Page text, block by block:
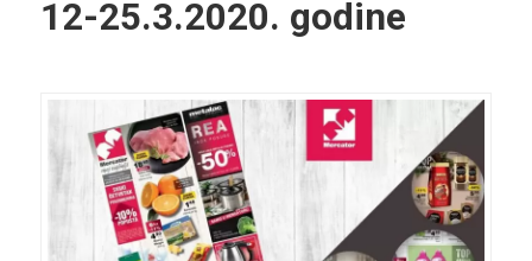
12-25.3.2020. godine